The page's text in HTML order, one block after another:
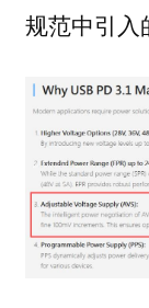
规范中引入